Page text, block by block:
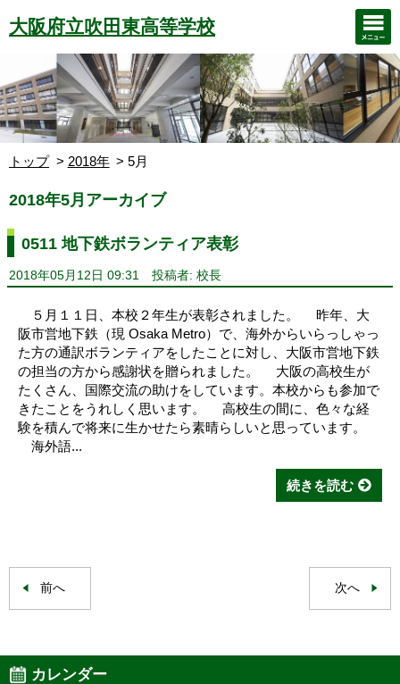
大阪府立吹田東高等学校
トップ 2018年 5月
2018年5月アーカイブ
0511 地下鉄ボランティア表彰
2018年05月12日 09:31 投稿者: 校長
５月１１日、本校２年生が表彰されました。 昨年、大
阪市営地下鉄（現 Osaka Metro）で、海外からいらっしゃっ
た方の通訳ボランティアをしたことに対し、大阪市営地下鉄
の担当の方から感謝状を贈られました。 大阪の高校生が
たくさん、国際交流の助けをしています。本校からも参加で
きたことをうれしく思います。 高校生の間に、色々な経
験を積んで将来に生かせたら素晴らしいと思っています。
海外語...
続きを読む
前へ 次へ
カレンダー